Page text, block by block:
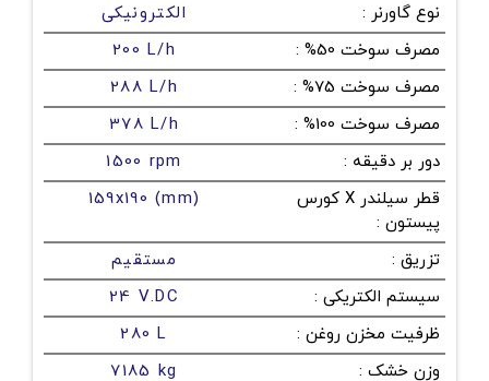
نوع گاورنر :
الکترونیکی
مصرف سوخت 50%
:
200 L/h
مصرف سوخت 75%
:
288 L/h
مصرف سوخت 100%
:
378 L/h
دور بر دقیقه :
1500 rpm
قطر سیلندر X کورس
پیستون :
159x190 (mm)
تزریق :
مستقیم
سیستم الکتریکی :
24 V.DC
ظرفیت مخزن روغن :
280 L
وزن خشک :
7185 kg